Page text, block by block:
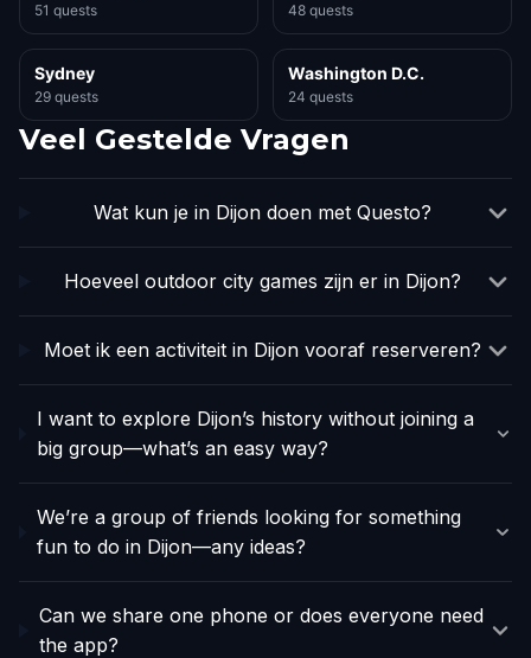
51 quests 48 quests
Sydney
29 quests
Washington D.C.
24 quests
Veel Gestelde Vragen
Wat kun je in Dijon doen met Questo?
Hoeveel outdoor city games zijn er in Dijon?
Moet ik een activiteit in Dijon vooraf reserveren?
I want to explore Dijon’s history without joining a
big group—what’s an easy way?
We’re a group of friends looking for something
fun to do in Dijon—any ideas?
Can we share one phone or does everyone need
the app?